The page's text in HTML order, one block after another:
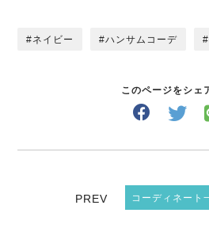
ネイビー ハンサムコーデ
このページをシェ
PREV コーディネート